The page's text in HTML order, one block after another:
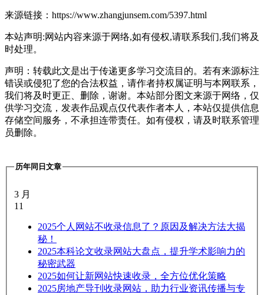
来源链接：https://www.zhangjunsem.com/5397.html
本站声明:网站内容来源于网络,如有侵权,请联系我们,我们将及
时处理。
声明：转载此文是出于传递更多学习交流目的。若有来源标注
错误或侵犯了您的合法权益，请作者持权属证明与本网联系，
我们将及时更正、删除，谢谢。本站部分图文来源于网络，仅
供学习交流，发表作品观点仅代表作者本人，本站仅提供信息
存储空间服务，不承担连带责任。如有侵权，请及时联系管理
员删除。
历年同日文章
3 月
11
2025个人网站不收录信息了？原因及解决方法大揭
秘！
2025本科论文收录网站大盘点，提升学术影响力的
秘密武器
2025如何让新网站快速收录，全方位优化策略
2025房地产导刊收录网站，助力行业资讯传播与专